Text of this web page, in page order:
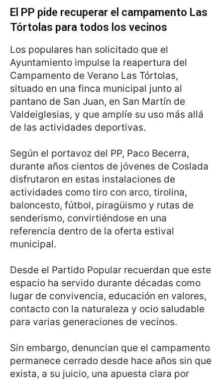
El PP pide recuperar el campamento Las
Tórtolas para todos los vecinos
Los populares han solicitado que el
Ayuntamiento impulse la reapertura del
Campamento de Verano Las Tórtolas,
situado en una finca municipal junto al
pantano de San Juan, en San Martín de
Valdeiglesias, y que amplíe su uso más allá
de las actividades deportivas.
Según el portavoz del PP, Paco Becerra,
durante años cientos de jóvenes de Coslada
disfrutaron en estas instalaciones de
actividades como tiro con arco, tirolina,
baloncesto, fútbol, piragüismo y rutas de
senderismo, convirtiéndose en una
referencia dentro de la oferta estival
municipal.
Desde el Partido Popular recuerdan que este
espacio ha servido durante décadas como
lugar de convivencia, educación en valores,
contacto con la naturaleza y ocio saludable
para varias generaciones de vecinos.
Sin embargo, denuncian que el campamento
permanece cerrado desde hace años sin que
exista, a su juicio, una apuesta clara por